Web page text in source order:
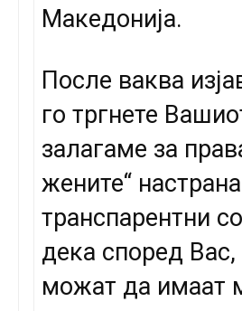
Македонија.
После ваква
го тргнете
залагаме за
жените“
транспарентни
дека според
можат да имаат